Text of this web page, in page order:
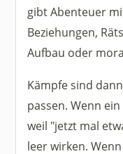
gibt Abenteuer
Beziehungen,
Aufbau oder
Kämpfe sind
passen. Wenn
weil "jetzt mal
leer wirken.